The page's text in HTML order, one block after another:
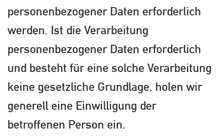
personenbezogener Daten erforderlich
werden. Ist die Verarbeitung
personenbezogener Daten erforderlich
und besteht für eine solche Verarbeitung
keine gesetzliche Grundlage, holen wir
generell eine Einwilligung der
betroffenen Person ein.